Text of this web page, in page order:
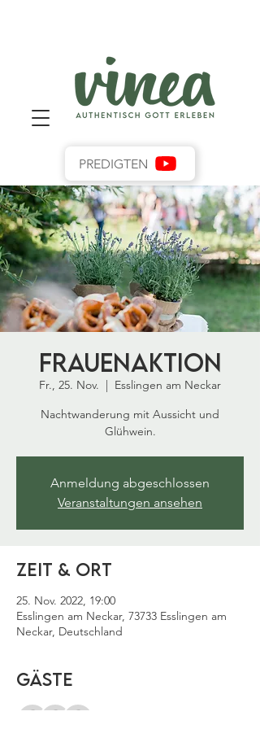
PREDIGTEN
Frauenaktion
Fr., 25. Nov.
  |
Esslingen am Neckar
Nachtwanderung mit Aussicht und
Glühwein.
Anmeldung abgeschlossen
Veranstaltungen ansehen
Zeit & Ort
25. Nov. 2022, 19:00
Esslingen am Neckar, 73733 Esslingen am
Neckar, Deutschland
Gäste